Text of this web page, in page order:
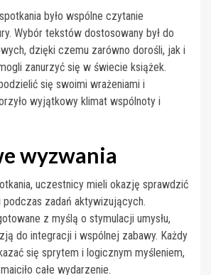
było wspólne czytanie
Wybór tekstów dostosowany był do
dzięki czemu zarówno dorośli, jak i
zanurzyć się w świecie książek.
się swoimi wrażeniami i
wyjątkowy klimat wspólnoty i
wyzwania
uczestnicy mieli okazję sprawdzić
zadań aktywizujących.
z myślą o stymulacji umysłu,
do integracji i wspólnej zabawy. Każdy
się sprytem i logicznym myśleniem,
całe wydarzenie.